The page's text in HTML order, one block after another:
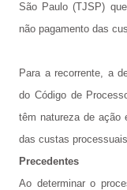
São Paulo (TJSP)
não pagamento das
Para a recorrente, a
do Código de
têm natureza de ação
das custas
Precedentes
Ao determinar o